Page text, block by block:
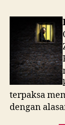
terpaksa
dengan